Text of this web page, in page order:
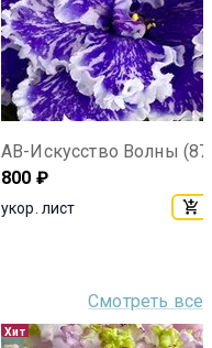
АВ-Искусство Волны
800 ₽
укор. лист
Смотреть все
Хит